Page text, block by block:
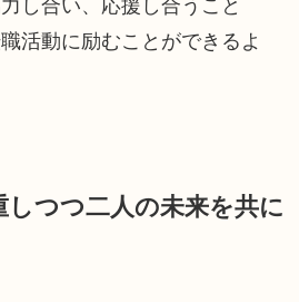
し合い、応援し合うこと
活動に励むことができるよ
しつつ二人の未来を共に